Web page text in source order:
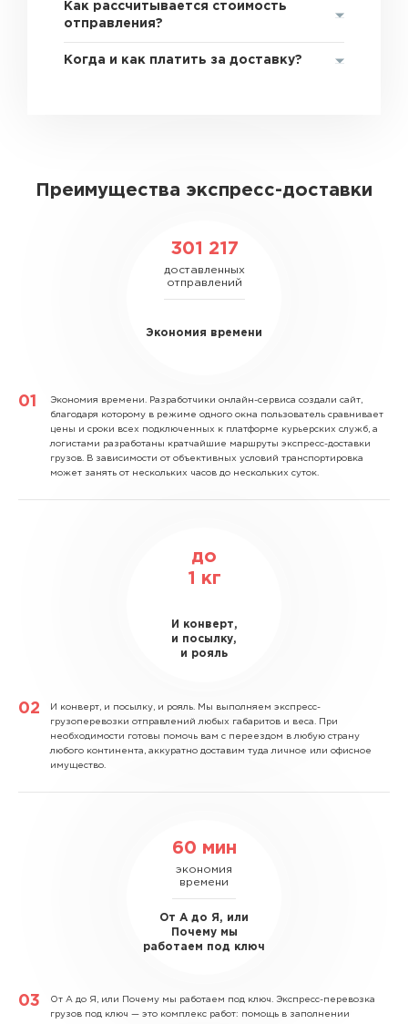
Как рассчитывается стоимость
отправления?
Когда и как платить за доставку?
Преимущества экспресс-доставки
301 217
доставленных
отправлений
Экономия времени
Экономия времени. Разработчики онлайн-сервиса создали сайт,
благодаря которому в режиме одного окна пользователь сравнивает
цены и сроки всех подключенных к платформе курьерских служб, а
логистами разработаны кратчайшие маршруты экспресс-доставки
грузов. В зависимости от объективных условий транспортировка
может занять от нескольких часов до нескольких суток.
до
1
кг
И конверт,
и посылку,
и рояль
И конверт, и посылку, и рояль. Мы выполняем экспресс-
грузоперевозки отправлений любых габаритов и веса. При
необходимости готовы помочь вам с переездом в любую страну
любого континента, аккуратно доставим туда личное или офисное
имущество.
60 мин
экономия
времени
От А до Я, или
Почему мы
работаем под ключ
От А до Я, или Почему мы работаем под ключ. Экспресс-перевозка
грузов под ключ — это комплекс работ: помощь в заполнении